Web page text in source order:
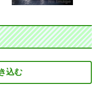
込む